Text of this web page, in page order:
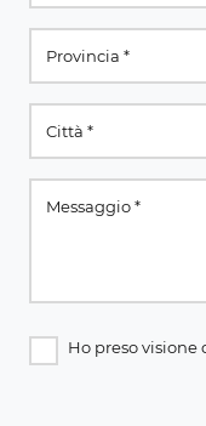
Ho preso visione